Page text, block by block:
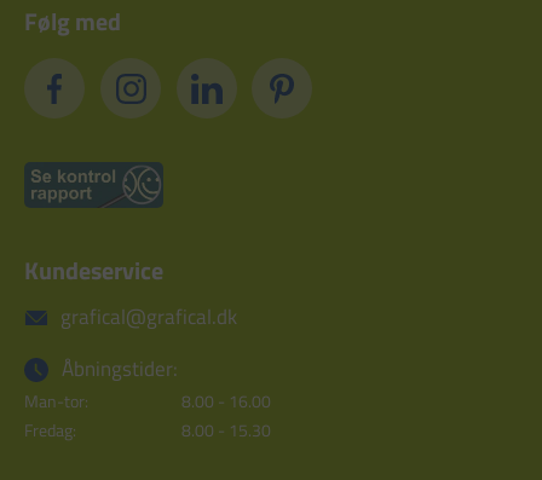
Følg med
Kundeservice
grafical@grafical.dk
Åbningstider:
Man-tor:
8.00 - 16.00
Fredag:
8.00 - 15.30